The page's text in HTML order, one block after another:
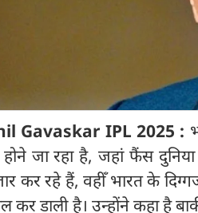
Gavaskar IPL 2025 :
जा रहा है, जहां फैंस
कर रहे हैं, वहीँ भारत के
कर डाली है। उन्होंने कहा है